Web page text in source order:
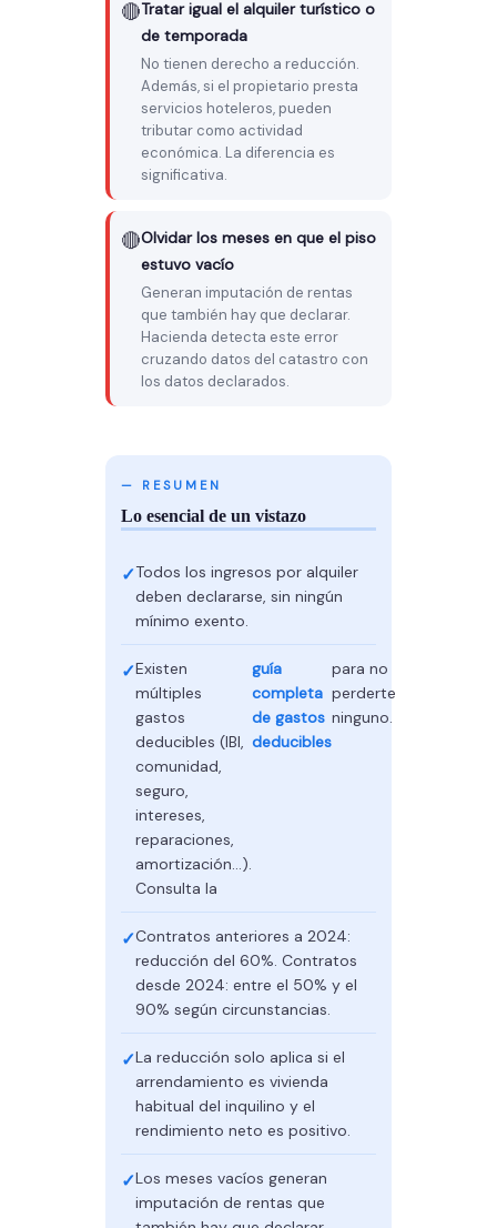
🔴Tratar igual el alquiler turístico o
de temporada
No tienen derecho a reducción.
Además, si el propietario presta
servicios hoteleros, pueden
tributar como actividad
económica. La diferencia es
significativa.
🔴Olvidar los meses en que el piso
estuvo vacío
Generan imputación de rentas
que también hay que declarar.
Hacienda detecta este error
cruzando datos del catastro con
los datos declarados.
— RESUMEN
Lo esencial de un vistazo
Todos los ingresos por alquiler
deben declararse, sin ningún
mínimo exento.
Existen
múltiples
gastos
deducibles (IBI,
comunidad,
seguro,
intereses,
reparaciones,
amortización…).
Consulta la
guía
completa
de gastos
deducibles
para no
perderte
ninguno.
Contratos anteriores a 2024:
reducción del 60%. Contratos
desde 2024: entre el 50% y el
90% según circunstancias.
La reducción solo aplica si el
arrendamiento es vivienda
habitual del inquilino y el
rendimiento neto es positivo.
Los meses vacíos generan
imputación de rentas que